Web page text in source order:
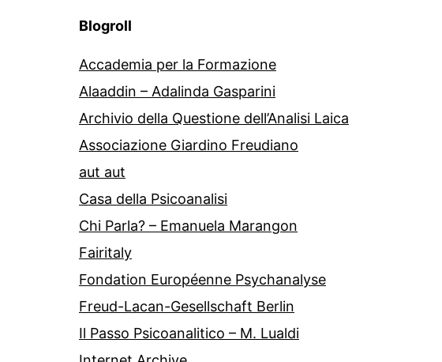
Blogroll
Accademia per la Formazione
Alaaddin – Adalinda Gasparini
Archivio della Questione dell’Analisi Laica
Associazione Giardino Freudiano
aut aut
Casa della Psicoanalisi
Chi Parla? – Emanuela Marangon
Fairitaly
Fondation Européenne Psychanalyse
Freud-Lacan-Gesellschaft Berlin
Il Passo Psicoanalitico – M. Lualdi